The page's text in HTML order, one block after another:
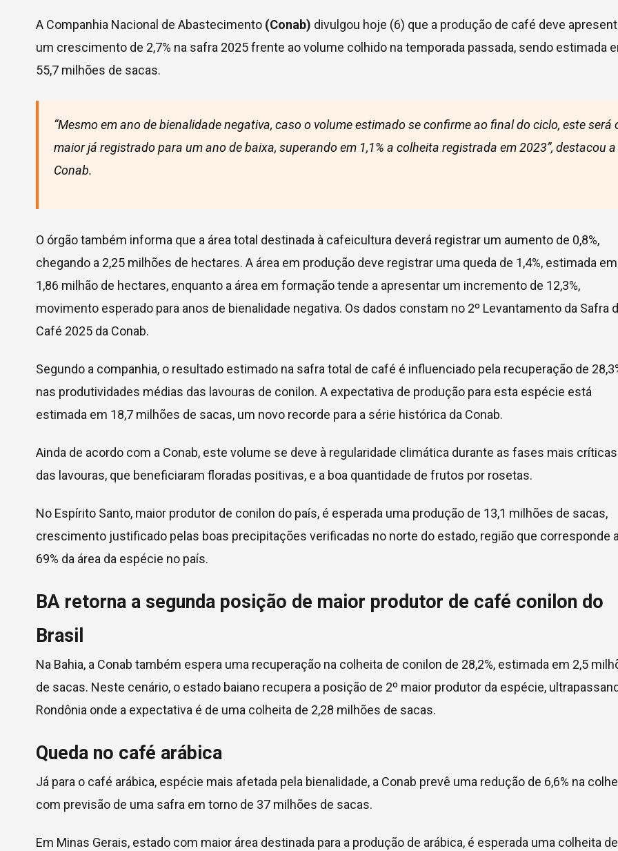
A Companhia Nacional de Abastecimento (Conab) divulgou hoje (6) que a produção de café deve
um crescimento de 2,7% na safra 2025 frente ao volume colhido na temporada passada, sendo estimada
55,7 milhões de sacas.
“Mesmo em ano de bienalidade negativa, caso o volume estimado se confirme ao final do ciclo, este será
maior já registrado para um ano de baixa, superando em 1,1% a colheita registrada em 2023”, destacou a
Conab.
O órgão também informa que a área total destinada à cafeicultura deverá registrar um aumento de 0,8%,
chegando a 2,25 milhões de hectares. A área em produção deve registrar uma queda de 1,4%, estimada em
1,86 milhão de hectares, enquanto a área em formação tende a apresentar um incremento de 12,3%,
movimento esperado para anos de bienalidade negativa. Os dados constam no 2º Levantamento da Safra
Café 2025 da Conab.
Segundo a companhia, o resultado estimado na safra total de café é influenciado pela recuperação de
nas produtividades médias das lavouras de conilon. A expectativa de produção para esta espécie está
estimada em 18,7 milhões de sacas, um novo recorde para a série histórica da Conab.
Ainda de acordo com a Conab, este volume se deve à regularidade climática durante as fases mais críticas
das lavouras, que beneficiaram floradas positivas, e a boa quantidade de frutos por rosetas.
No Espírito Santo, maior produtor de conilon do país, é esperada uma produção de 13,1 milhões de sacas,
crescimento justificado pelas boas precipitações verificadas no norte do estado, região que corresponde
69% da área da espécie no país.
BA retorna a segunda posição de maior produtor de café conilon do
Brasil
Na Bahia, a Conab também espera uma recuperação na colheita de conilon de 28,2%, estimada em 2,5
de sacas. Neste cenário, o estado baiano recupera a posição de 2º maior produtor da espécie,
Rondônia onde a expectativa é de uma colheita de 2,28 milhões de sacas.
Queda no café arábica
Já para o café arábica, espécie mais afetada pela bienalidade, a Conab prevê uma redução de 6,6% na
com previsão de uma safra em torno de 37 milhões de sacas.
Em Minas Gerais, estado com maior área destinada para a produção de arábica, é esperada uma colheita de